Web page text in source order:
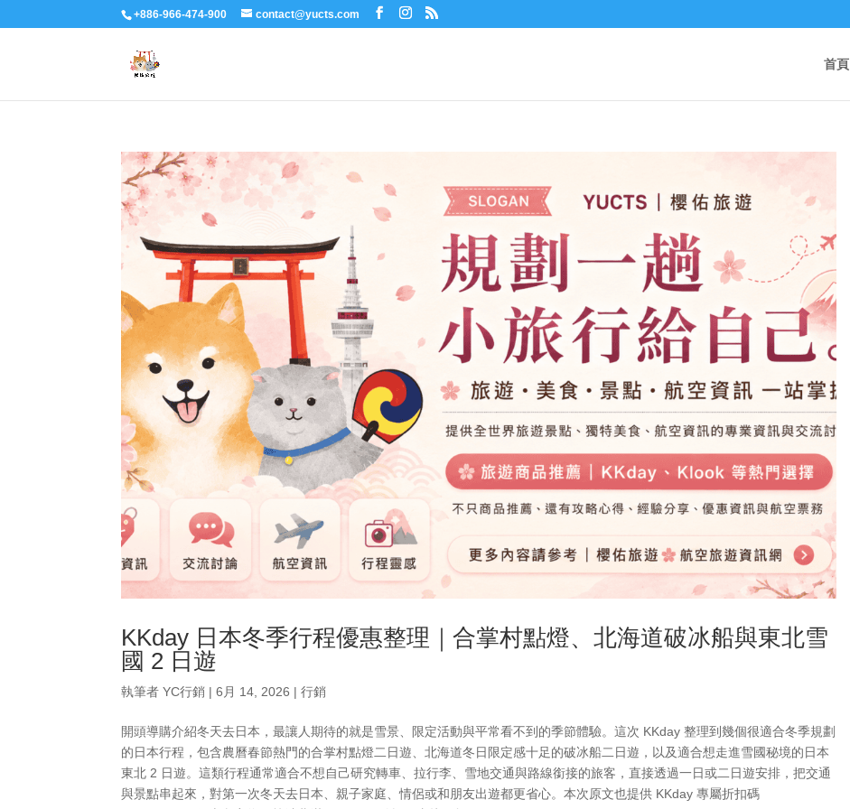
+886-966-474-900 contact@yucts.com
首頁
KKday 日本冬季行程優惠整理｜合掌村點燈、北海道破冰船與東北雪
國 2 日遊
執筆者YC行銷 |6月 14, 2026 |行銷
開頭導購介紹冬天去日本，最讓人期待的就是雪景、限定活動與平常看不到的季節體驗。這次 KKday 整理到幾個很適合冬季規劃
的日本行程，包含農曆春節熱門的合掌村點燈二日遊、北海道冬日限定感十足的破冰船二日遊，以及適合想走進雪國秘境的日本
東北 2 日遊。這類行程通常適合不想自己研究轉車、拉行李、雪地交通與路線銜接的旅客，直接透過一日或二日遊安排，把交通
與景點串起來，對第一次冬天去日本、親子家庭、情侶或和朋友出遊都更省心。本次原文也提供 KKday 專屬折扣碼